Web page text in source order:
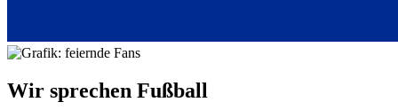
Wir sprechen Fußball